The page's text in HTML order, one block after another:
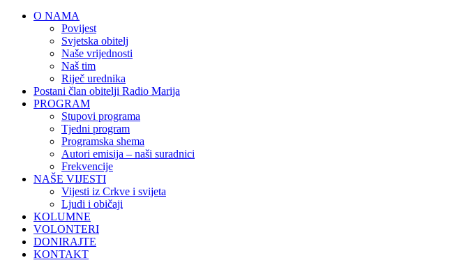
O NAMA
Povijest
Svjetska obitelj
Naše vrijednosti
Naš tim
Riječ urednika
Postani član obitelji Radio Marija
PROGRAM
Stupovi programa
Tjedni program
Programska shema
Autori emisija – naši suradnici
Frekvencije
NAŠE VIJESTI
Vijesti iz Crkve i svijeta
Ljudi i običaji
KOLUMNE
VOLONTERI
DONIRAJTE
KONTAKT